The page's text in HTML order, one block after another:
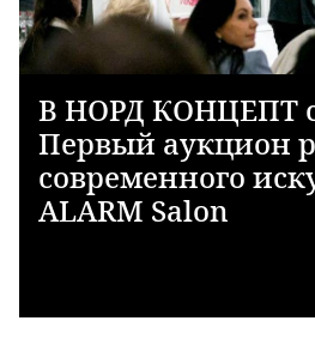
В НОРД КОНЦЕПТ
Первый аукцион
современного
ALARM Salon